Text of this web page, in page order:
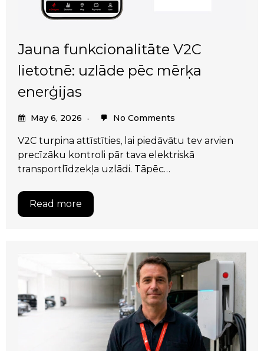
Jauna funkcionalitāte V2C
lietotnē: uzlāde pēc mērķa
enerģijas
May 6, 2026 No Comments
V2C turpina attīstīties, lai piedāvātu tev arvien
precīzāku kontroli pār tava elektriskā
transportlīdzekļa uzlādi. Tāpēc…
Read more